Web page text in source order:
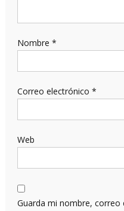
Nombre *
Correo electrónico *
Web
Guarda mi nombre,